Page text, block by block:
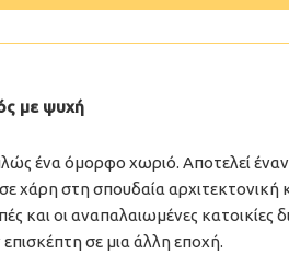
με ψυχή
ένα όμορφο χωριό. Αποτελεί
χάρη στη σπουδαία αρχιτεκτονική
και οι αναπαλαιωμένες
σε μια άλλη εποχή.